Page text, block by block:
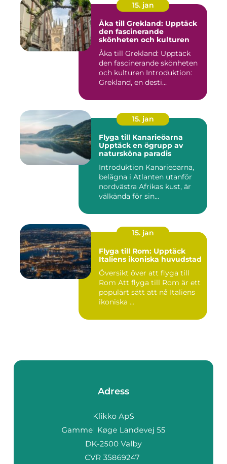
15. jan
Åka till Grekland: Upptäck
den fascinerande
skönheten och kulturen
Åka till Grekland: Upptäck
den fascinerande skönheten
och kulturen Introduktion:
Grekland, en desti...
15. jan
Flyga till Kanarieöarna
Upptäck en ögrupp av
natursköna paradis
Introduktion Kanarieöarna,
belägna i Atlanten utanför
nordvästra Afrikas kust, är
välkända för sin...
15. jan
Flyga till Rom: Upptäck
Italiens ikoniska huvudstad
Översikt över att flyga till
Rom Att flyga till Rom är ett
populärt sätt att nå Italiens
ikoniska ...
Adress